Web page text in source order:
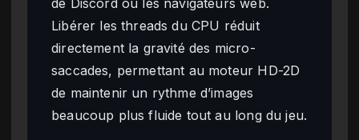
de Discord ou les navigateurs web.
Libérer les threads du CPU réduit
directement la gravité des micro-
saccades, permettant au moteur HD-2D
de maintenir un rythme d’images
beaucoup plus fluide tout au long du jeu.